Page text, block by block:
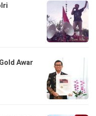
Awar